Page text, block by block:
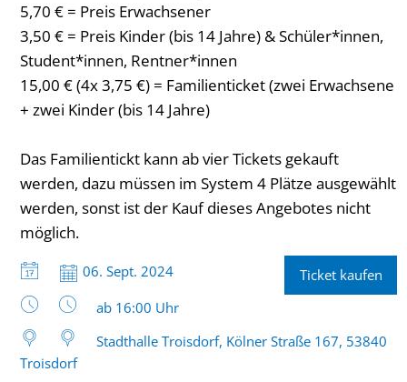
5,70 € = Preis Erwachsener
3,50 € = Preis Kinder (bis 14 Jahre) & Schüler*innen,
Student*innen, Rentner*innen
15,00 € (4x 3,75 €) = Familienticket (zwei Erwachsene
+ zwei Kinder (bis 14 Jahre)
Das Familientickt kann ab vier Tickets gekauft
werden, dazu müssen im System 4 Plätze ausgewählt
werden, sonst ist der Kauf dieses Angebotes nicht
möglich.
Datum:
06. Sept. 2024
Uhrzeit:
ab 16:00 Uhr
Stadthalle Troisdorf, Kölner Straße 167, 53840
Troisdorf
Ticket kaufen